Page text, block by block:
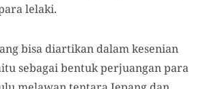
lelaki.
bisa diartikan dalam kesenian
sebagai bentuk perjuangan para